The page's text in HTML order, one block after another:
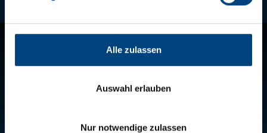
Alle zulassen
Auswahl erlauben
Nur notwendige zulassen
2/11
Telematics
Garantie